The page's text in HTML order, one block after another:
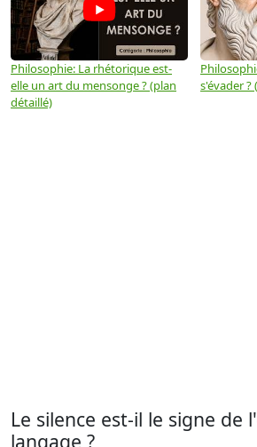
Philosophie: La rhétorique est-
elle un art du mensonge ? (plan
détaillé)
s'évader ?
Le silence est-il le signe de
langage ?